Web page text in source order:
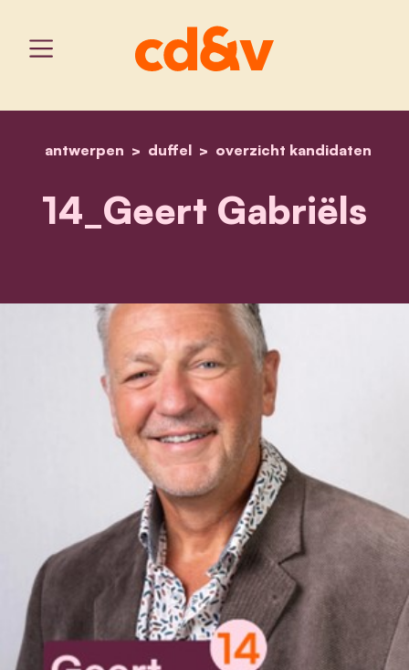
home
antwerpen duffel overzicht kandidaten
14_geert gabriëls
14_Geert Gabriëls